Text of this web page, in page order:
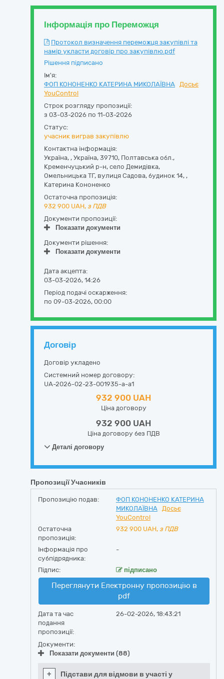
Інформація про Переможця
Протокол визначення переможця закупівлі та
намір укласти договір про закупівлю.pdf
Рішення підписано
Ім'я:
ФОП КОНОНЕНКО КАТЕРИНА МИКОЛАЇВНА Досьє
YouControl
Строк розгляду пропозиції:
з 03-03-2026 по 11-03-2026
Статус:
учасник виграв закупівлю
Контактна інформація:
Україна, , Україна, 39710, Полтавська обл.,
Кременчуцький р-н, село Демидівка,
Омельницька ТГ, вулиця Садова, будинок 14, ,
Катерина Кононенко
Остаточна пропозиція:
932 900 UAH, з ПДВ
Документи пропозиції:
Показати документи
Документи рішення:
Показати документи
Дата акцепта:
03-03-2026, 14:26
Період подачі оскарження:
по 09-03-2026, 00:00
Договір
Договір укладено
Системний номер договору:
UA-2026-02-23-001935-a-a1
932 900 UAH
Ціна договору
932 900 UAH
Ціна договору без ПДВ
Деталі договору
Пропозиції Учасників
Пропозицію подав:
ФОП КОНОНЕНКО КАТЕРИНА
МИКОЛАЇВНА
Досьє
YouControl
Остаточна
пропозиція:
932 900 UAH, з ПДВ
Інформація про
субпідрядника:
-
Підпис: підписано
Переглянути Електронну пропозицію в
pdf
Дата та час
подання
пропозиції:
26-02-2026, 18:43:21
Документи:
Показати документи (88)
+
Підстави для відмови в участі у